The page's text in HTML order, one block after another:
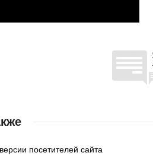
посетителей сайта